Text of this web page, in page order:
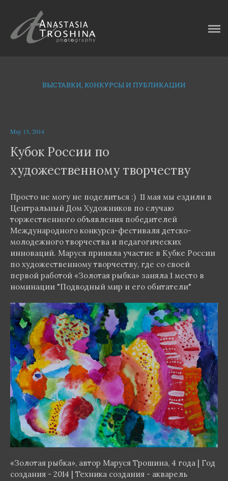
ГЛАВНАЯ
ФОТОИСТОРИИ
БЛОГ
ВЫСТАВКИ, КОНКУРСЫ И ПУБЛИКАЦИИ
May 13, 2014
Кубок России по
художественному творчеству
Просто не могу не поделиться :) 11 мая мы ездили в
Центральный Дом Художников по случаю
торжественного объявления победителей
Международного конкурса-фестиваля детско-
молодежного творчества и педагогических
инноваций. Маруся приняла участие в Кубке России
по художественному творчеству, где со своей
первой работой «Золотая рыбка» заняла 1 место в
номинации "Подводный мир и его обитатели"
«Золотая рыбка», автор Маруся Трошина, 4 года | Год
создания - 2014 | Техника создания - акварель